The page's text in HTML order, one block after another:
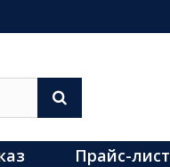
Прайс-лист